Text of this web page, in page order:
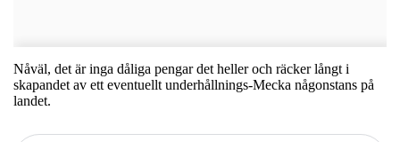
Nåväl, det är inga dåliga pengar det heller och räcker långt i
skapandet av ett eventuellt underhållnings-Mecka någonstans på
landet.